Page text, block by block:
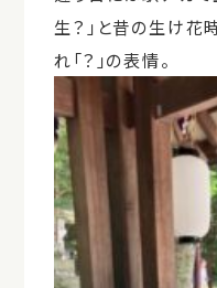
生？」と昔の生け花
れ「？」の表情。